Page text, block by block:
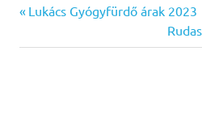
Bejegyzés
navigáció
Previous
Lukács Gyógyfürdő árak 2023
Next
Post: